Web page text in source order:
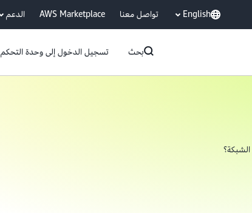
English تواصل معنا AWS Marketplace الدعم
بحث تسجيل الدخول إلى وحدة التحكم